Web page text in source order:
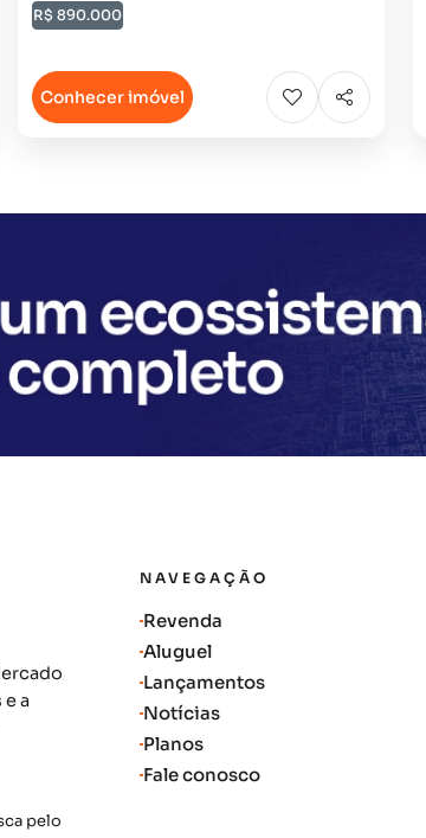
R$ 890.000
Conhecer imóvel
a
pelo
NAVEGAÇÃO
Revenda
Aluguel
Lançamentos
Notícias
Planos
Fale conosco